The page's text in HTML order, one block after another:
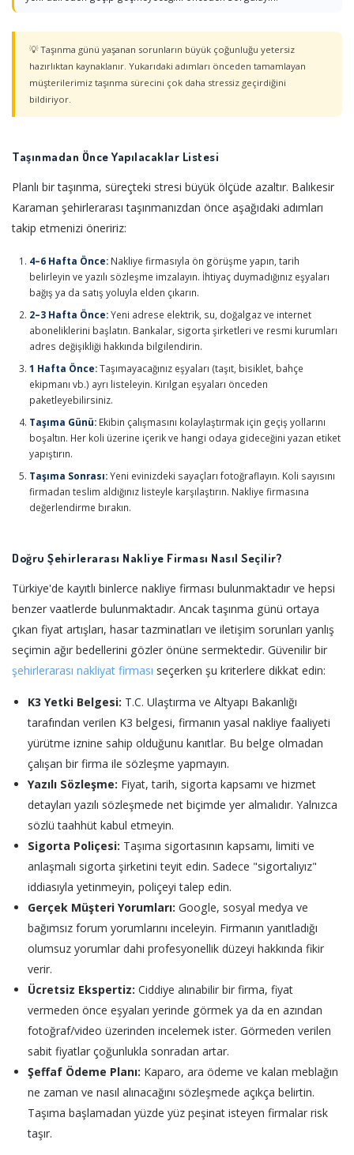
💡 Taşınma günü yaşanan sorunların büyük çoğunluğu yetersiz
hazırlıktan kaynaklanır. Yukarıdaki adımları önceden tamamlayan
müşterilerimiz taşınma sürecini çok daha stressiz geçirdiğini
bildiriyor.
Taşınmadan Önce Yapılacaklar Listesi
Planlı bir taşınma, süreçteki stresi büyük ölçüde azaltır. Balıkesir
Karaman şehirlerarası taşınmanızdan önce aşağıdaki adımları
takip etmenizi öneririz:
4–6 Hafta Önce: Nakliye firmasıyla ön görüşme yapın, tarih
belirleyin ve yazılı sözleşme imzalayın. İhtiyaç duymadığınız eşyaları
bağış ya da satış yoluyla elden çıkarın.
2–3 Hafta Önce:Yeni adrese elektrik, su, doğalgaz ve internet
aboneliklerini başlatın. Bankalar, sigorta şirketleri ve resmi kurumları
adres değişikliği hakkında bilgilendirin.
1 Hafta Önce:Taşımayacağınız eşyaları (taşıt, bisiklet, bahçe
ekipmanı vb.) ayrı listeleyin. Kırılgan eşyaları önceden
paketleyebilirsiniz.
Taşıma Günü: Ekibin çalışmasını kolaylaştırmak için geçiş yollarını
boşaltın. Her koli üzerine içerik ve hangi odaya gideceğini yazan etiket
yapıştırın.
Taşıma Sonrası:Yeni evinizdeki sayaçları fotoğraflayın. Koli sayısını
firmadan teslim aldığınız listeyle karşılaştırın. Nakliye firmasına
değerlendirme bırakın.
Doğru Şehirlerarası Nakliye Firması Nasıl Seçilir?
Türkiye'de kayıtlı binlerce nakliye firması bulunmaktadır ve hepsi
benzer vaatlerde bulunmaktadır. Ancak taşınma günü ortaya
çıkan fiyat artışları, hasar tazminatları ve iletişim sorunları yanlış
seçimin ağır bedellerini gözler önüne sermektedir. Güvenilir bir
şehirlerarası nakliyat firması seçerken şu kriterlere dikkat edin:
K3 Yetki Belgesi: T.C. Ulaştırma ve Altyapı Bakanlığı
tarafından verilen K3 belgesi, firmanın yasal nakliye faaliyeti
yürütme iznine sahip olduğunu kanıtlar. Bu belge olmadan
çalışan bir firma ile sözleşme yapmayın.
Yazılı Sözleşme: Fiyat, tarih, sigorta kapsamı ve hizmet
detayları yazılı sözleşmede net biçimde yer almalıdır. Yalnızca
sözlü taahhüt kabul etmeyin.
Sigorta Poliçesi: Taşıma sigortasının kapsamı, limiti ve
anlaşmalı sigorta şirketini teyit edin. Sadece "sigortalıyız"
iddiasıyla yetinmeyin, poliçeyi talep edin.
Gerçek Müşteri Yorumları: Google, sosyal medya ve
bağımsız forum yorumlarını inceleyin. Firmanın yanıtladığı
olumsuz yorumlar dahi profesyonellik düzeyi hakkında fikir
verir.
Ücretsiz Ekspertiz: Ciddiye alınabilir bir firma, fiyat
vermeden önce eşyaları yerinde görmek ya da en azından
fotoğraf/video üzerinden incelemek ister. Görmeden verilen
sabit fiyatlar çoğunlukla sonradan artar.
Şeffaf Ödeme Planı: Kaparo, ara ödeme ve kalan meblağın
ne zaman ve nasıl alınacağını sözleşmede açıkça belirtin.
Taşıma başlamadan yüzde yüz peşinat isteyen firmalar risk
taşır.